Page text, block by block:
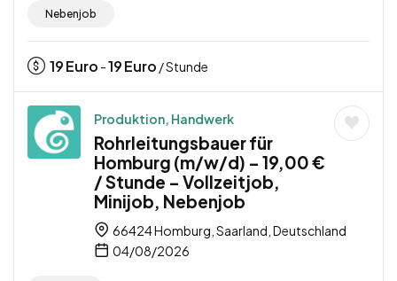
Nebenjob
19Euro -19Euro / Stunde
Produktion, Handwerk
Rohrleitungsbauer für
Homburg (m/w/d) – 19,00 €
/ Stunde – Vollzeitjob,
Minijob, Nebenjob
66424 Homburg, Saarland, Deutschland
04/08/2026